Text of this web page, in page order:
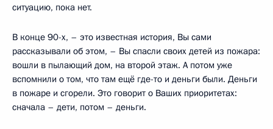
ситуацию, пока нет.
В конце 90-х, – это известная история, Вы сами
рассказывали об этом, – Вы спасли своих детей из пожара:
вошли в пылающий дом, на второй этаж. А потом уже
вспомнили о том, что там ещё где-то и деньги были. Деньги
в пожаре и сгорели. Это говорит о Ваших приоритетах:
сначала – дети, потом – деньги.